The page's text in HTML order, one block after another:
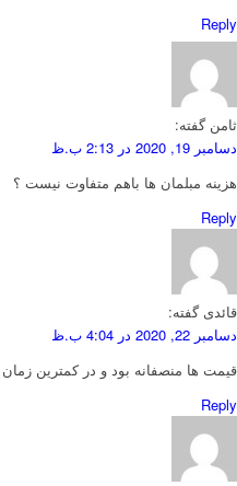
Reply
ثامن گفته:
دسامبر 19, 2020 در 2:13 ب.ظ
هزینه مبلمان ها باهم متفاوت نیست ؟
Reply
قائدی گفته:
دسامبر 22, 2020 در 4:04 ب.ظ
قیمت ها منصفانه بود و در کمترین
Reply